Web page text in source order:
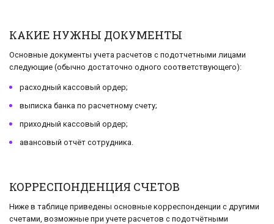
КАКИЕ НУЖНЫ ДОКУМЕНТЫ
Основные документы учета расчетов с подотчетными лицами
следующие (обычно достаточно одного соответствующего):
расходный кассовый ордер;
выписка банка по расчетному счету;
приходный кассовый ордер;
авансовый отчёт сотрудника.
КОРРЕСПОНДЕНЦИЯ СЧЕТОВ
Ниже в таблице приведены основные корреспонденции с другими
счетами, возможные при учете расчетов с подотчётными